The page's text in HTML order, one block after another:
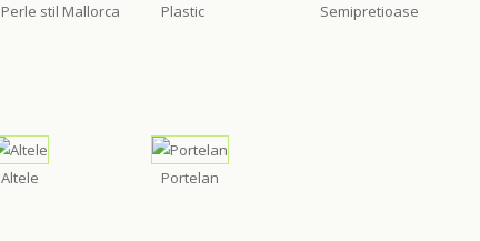
Perle stil Mallorca Plastic Semipretioase
Altele Portelan